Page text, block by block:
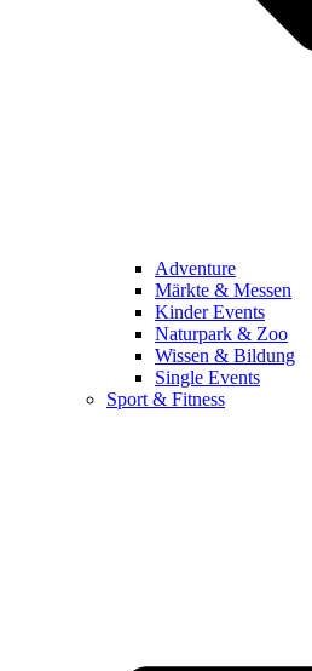
Adventure
Märkte & Messen
Kinder Events
Naturpark & Zoo
Wissen & Bildung
Single Events
Sport & Fitness